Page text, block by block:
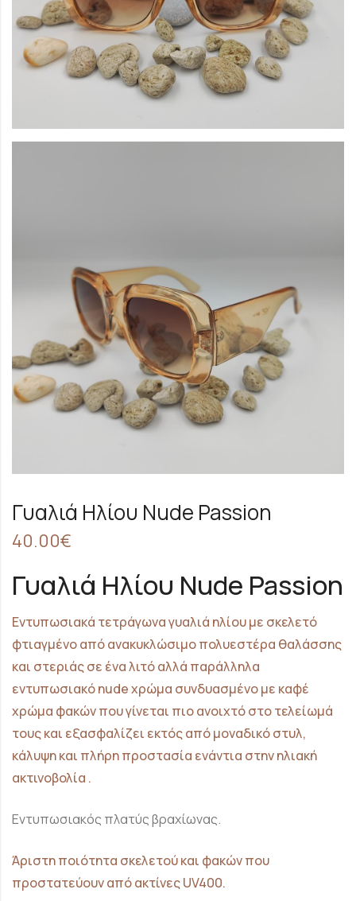
Γυαλιά Ηλίου Nude Passion
40.00€
Γυαλιά Ηλίου Nude Passion
Εντυπωσιακά τετράγωνα γυαλιά ηλίου με σκελετό
φτιαγμένο από ανακυκλώσιμο πολυεστέρα θαλάσσης
και στεριάς σε ένα λιτό αλλά παράλληλα
εντυπωσιακό nude χρώμα συνδυασμένο με καφέ
χρώμα φακών που γίνεται πιο ανοιχτό στο τελείωμά
τους και εξασφαλίζει εκτός από μοναδικό στυλ,
κάλυψη και πλήρη προστασία ενάντια στην ηλιακή
ακτινοβολία .
Εντυπωσιακός πλατύς βραχίωνας.
Άριστη ποιότητα σκελετού και φακών που
προστατεύουν από ακτίνες UV400.